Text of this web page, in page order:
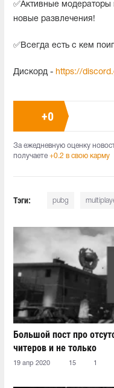
✅Активные
новые развлечения!
✅Всегда есть с кем
Дискорд - https://
+0
За ежедневную оценку
получаете +0.2 в свою карму
Тэги: pubg
Большой пост про
читеров и не только
19 апр 2020 15 1